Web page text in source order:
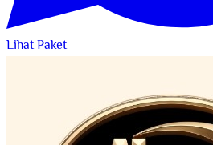
Lihat Paket